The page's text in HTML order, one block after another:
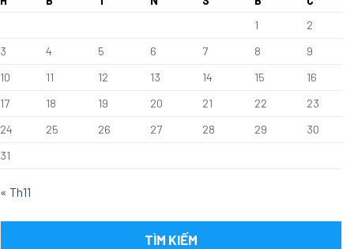
1
2
3
4 5 6 7 8
9
10
11 12 13 14 15
16
17
18 19 20 21 22
23
24
25 26 27 28 29
30
31
« Th11
TÌM KIẾM